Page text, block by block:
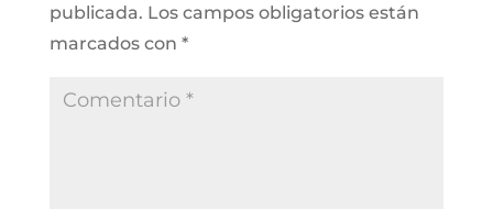
publicada. Los campos obligatorios están
marcados con *